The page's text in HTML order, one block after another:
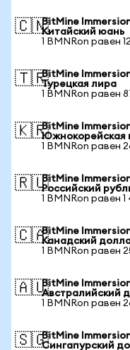
🇨🇳BitMine
Китайский юань
1 BMNRon равен
🇹🇷BitMine
Турецкая лира
1 BMNRon равен
🇰🇷BitMine
Южнокорейская
1 BMNRon равен
🇷🇺BitMine
Российский
1 BMNRon равен
🇨🇦BitMine
Канадский
1 BMNRon равен
🇦🇺BitMine
Австралийский
1 BMNRon равен
🇸🇬BitMine
Сингапурский